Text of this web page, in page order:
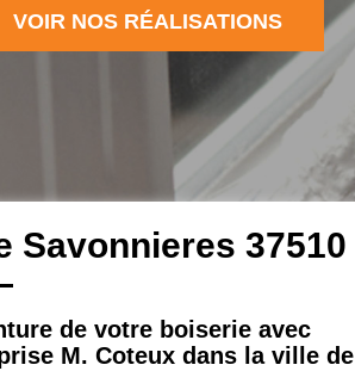
VOIR NOS RÉALISATIONS
Savonnieres 37510
de votre boiserie avec
M. Coteux dans la ville de